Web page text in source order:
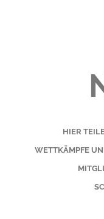
HIER
WETTKÄMPFE